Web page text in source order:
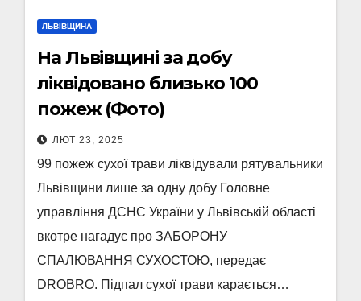
ЛЬВІВЩИНА
На Львівщині за добу
ліквідовано близько 100
пожеж (Фото)
ЛЮТ 23, 2025
99 пожеж сухої трави ліквідували рятувальники
Львівщини лише за одну добу Головне
управління ДСНС України у Львівській області
вкотре нагадує про ЗАБОРОНУ
СПАЛЮВАННЯ СУХОСТОЮ, передає
DROBRO. Підпал сухої трави карається…